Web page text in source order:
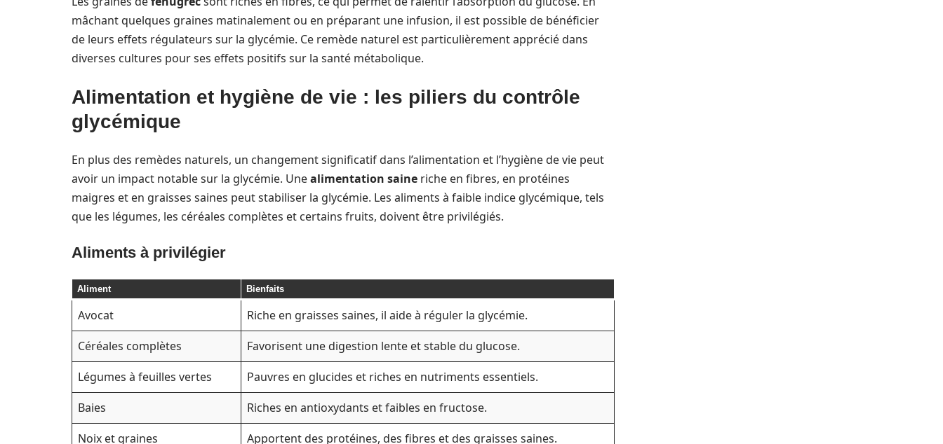
mâchant quelques graines matinalement ou en préparant une infusion, il est possible de bénéficier
de leurs effets régulateurs sur la glycémie. Ce remède naturel est particulièrement apprécié dans
diverses cultures pour ses effets positifs sur la santé métabolique.
Alimentation et hygiène de vie : les piliers du contrôle
glycémique
En plus des remèdes naturels, un changement significatif dans l’alimentation et l’hygiène de vie peut
avoir un impact notable sur la glycémie. Unealimentation saine riche en fibres, en protéines
maigres et en graisses saines peut stabiliser la glycémie. Les aliments à faible indice glycémique, tels
que les légumes, les céréales complètes et certains fruits, doivent être privilégiés.
Aliments à privilégier
Aliment Bienfaits
Avocat
Riche en graisses saines, il aide à réguler la glycémie.
Céréales complètes
Favorisent une digestion lente et stable du glucose.
Légumes à feuilles vertes
Pauvres en glucides et riches en nutriments essentiels.
Baies
Riches en antioxydants et faibles en fructose.
Noix et graines
Apportent des protéines, des fibres et des graisses saines.